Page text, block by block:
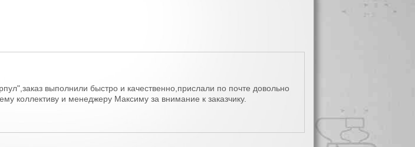
выполнили быстро и качественно,прислали по почте довольно
коллективу и менеджеру Максиму за внимание к заказчику.